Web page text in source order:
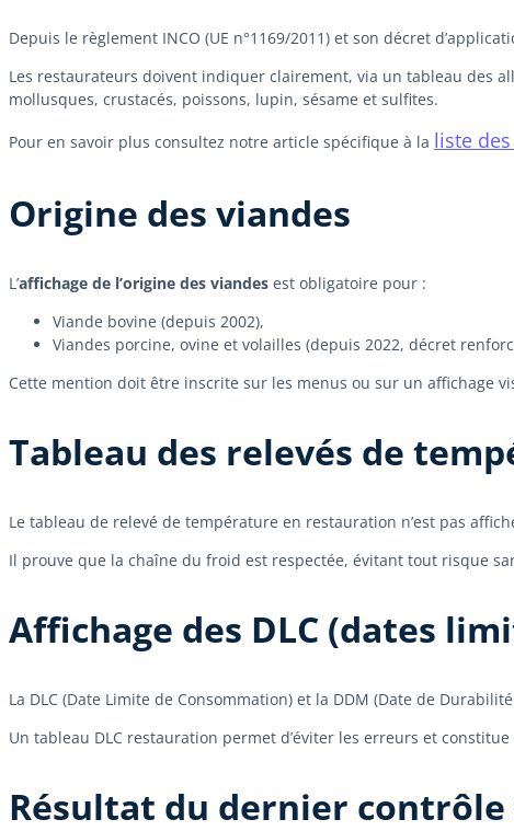
Depuis le règlement INCO (UE n°1169/2011) et son décret
Les restaurateurs doivent indiquer clairement, via un tableau des
mollusques, crustacés, poissons, lupin, sésame et sulfites.
Pour en savoir plus consultez notre article spécifique à la liste
Origine des viandes
L’affichage de l’origine des viandes est obligatoire pour :
Viande bovine (depuis 2002),
Viandes porcine, ovine et volailles (depuis 2022, décret
Cette mention doit être inscrite sur les menus ou sur un affichage
Tableau des relevés de
Le tableau de relevé de température en restauration n’est pas
Il prouve que la chaîne du froid est respectée, évitant tout risque
Affichage des DLC (dates
La DLC (Date Limite de Consommation) et la DDM (Date de
Un tableau DLC restauration permet d’éviter les erreurs et
Résultat du dernier contrôle